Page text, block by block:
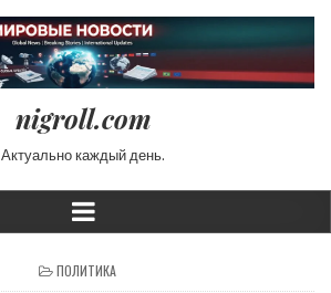
nigroll.com
Актуально каждый день.
POSTED IN
ПОЛИТИКА